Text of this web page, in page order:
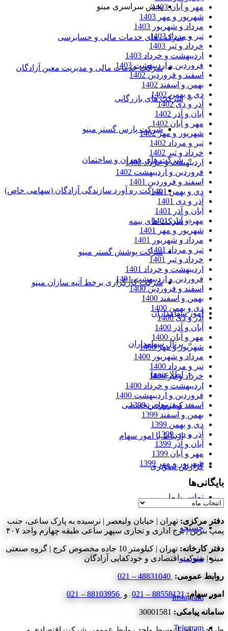
پخش سراسری مینو
شرکت های خدمات مالی و حسابرسی
شرکت خدمات مالی و مدیریت معین آزادگان
شرکت های بازرگانی
شرکت پارس گستر مینو
شرکت های عمران و ساختمان
شرکت ره آورد سازندگی آزادگان (سهامی خاص)
شرکت های بیمه
شرکت پوشش گستر مینو
شرکت کارگزاری برخط آتیه سازان مینو
امور سهامداران
پرتال سهامداران
اطلاعیه‌ها
کمیته‌های تخصصی
ارتباط با امور سهام
گزارش تصویری
تماس با ما
جستجو
منو منو
Instagram
Telegram
مهر و آبان 1403
شهریور و مهر 1403
مرداد و شهریور 1403
تیر و مرداد 1403
خرداد و تیر 1403
اردیبهشت و خرداد 1403
فروردین و اردیبهشت 1403
اسفند و فروردین 1402
بهمن و اسفند 1402
دی و بهمن 1402
آذر و دی 1402
آبان و آذر 1402
مهر و آبان 1402
شهریور و مهر 1402
تیر و مرداد 1402
خرداد و تیر 1402
اردیبهشت و خرداد 1402
فروردین و اردیبهشت 1402
اسفند و فروردین 1401
دی و بهمن 1401
آذر و دی 1401
آبان و آذر 1401
مهر و آبان 1401
شهریور و مهر 1401
مرداد و شهریور 1401
تیر و مرداد 1401
خرداد و تیر 1401
اردیبهشت و خرداد 1401
فروردین و اردیبهشت 1401
اسفند و فروردین 1400
بهمن و اسفند 1400
دی و بهمن 1400
آذر و دی 1400
آبان و آذر 1400
مهر و آبان 1400
شهریور و مهر 1400
مرداد و شهریور 1400
تیر و مرداد 1400
خرداد و تیر 1400
اردیبهشت و خرداد 1400
فروردین و اردیبهشت 1400
اسفند و فروردین 1399
بهمن و اسفند 1399
دی و بهمن 1399
آذر و دی 1399
آبان و آذر 1399
مهر و آبان 1399
شهریور و مهر 1399
بایگانی‌ها
بایگانی‌ها
دفتر مرکزی: تهران | خیابان ولیعصر | نرسیده به پارک ساعی، جنب
پمپ بنزین | برج اداری و تجاری سپهر ساعی طبقه چهارم واحد ۴۰۷
دفتر کارخانه:
تهران | کیلومتر 10 جاده مخصوص کرج | گروه صنعتی
مینو | شرکت اقتصادی و خودکفایی آزادگان
روابط عمومی:
امور سهام: 88558121 – 021 و
سامانه پیامکی: